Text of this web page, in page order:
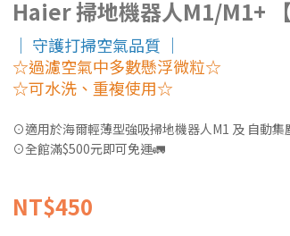
Haier 掃地機器人M1/M1+ 【
｜ 守護打掃空氣品質 ｜
☆過濾空氣中多數懸浮微粒☆
☆可水洗、重複使用☆
⊙適用於海爾輕薄型強吸掃地機器人M1 及 自動集
⊙全館滿$500元即可免運🚛
NT$450